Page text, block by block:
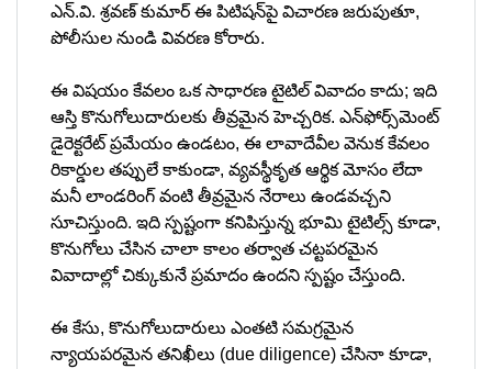
ఎన్.వి. శ్రవణ్ కుమార్ ఈ పిటిషన్‌పై విచారణ జరుపుతూ,
పోలీసుల నుండి వివరణ కోరారు.
ఈ విషయం కేవలం ఒక సాధారణ టైటిల్ వివాదం కాదు; ఇది
ఆస్తి కొనుగోలుదారులకు తీవ్రమైన హెచ్చరిక. ఎన్‌ఫోర్స్‌మెంట్
డైరెక్టరేట్ ప్రమేయం ఉండటం, ఈ లావాదేవీల వెనుక కేవలం
రికార్డుల తప్పులే కాకుండా, వ్యవస్థీకృత ఆర్థిక మోసం లేదా
మనీ లాండరింగ్ వంటి తీవ్రమైన నేరాలు ఉండవచ్చని
సూచిస్తుంది. ఇది స్పష్టంగా కనిపిస్తున్న భూమి టైటిల్స్ కూడా,
కొనుగోలు చేసిన చాలా కాలం తర్వాత చట్టపరమైన
వివాదాల్లో చిక్కుకునే ప్రమాదం ఉందని స్పష్టం చేస్తుంది.
ఈ కేసు, కొనుగోలుదారులు ఎంతటి సమగ్రమైన
న్యాయపరమైన తనిఖీలు (due diligence) చేసినా కూడా,